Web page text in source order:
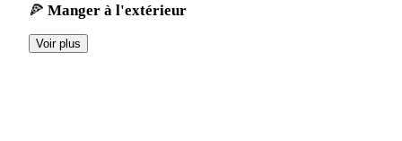
Manger à l'extérieur
Voir plus